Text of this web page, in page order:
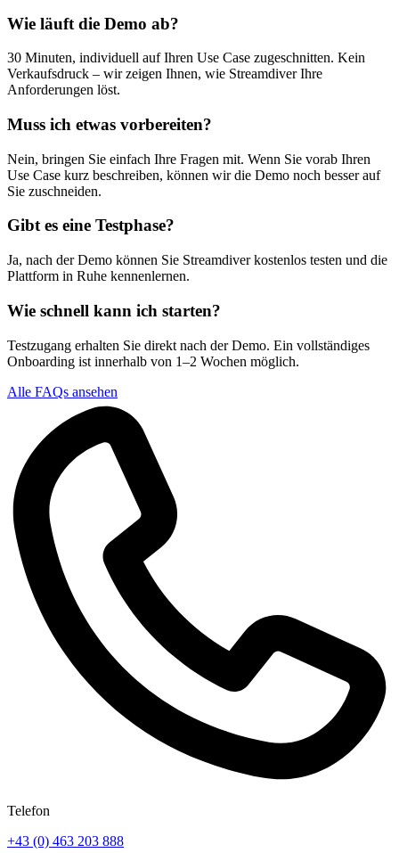
Wie läuft die Demo ab?
30 Minuten, individuell auf Ihren Use Case zugeschnitten. Kein
Verkaufsdruck – wir zeigen Ihnen, wie Streamdiver Ihre
Anforderungen löst.
Muss ich etwas vorbereiten?
Nein, bringen Sie einfach Ihre Fragen mit. Wenn Sie vorab Ihren
Use Case kurz beschreiben, können wir die Demo noch besser auf
Sie zuschneiden.
Gibt es eine Testphase?
Ja, nach der Demo können Sie Streamdiver kostenlos testen und die
Plattform in Ruhe kennenlernen.
Wie schnell kann ich starten?
Testzugang erhalten Sie direkt nach der Demo. Ein vollständiges
Onboarding ist innerhalb von 1–2 Wochen möglich.
Alle FAQs ansehen
Telefon
+43 (0) 463 203 888